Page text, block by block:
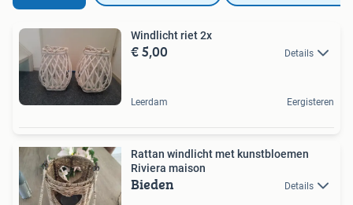
Windlicht riet 2x
€ 5,00 Details
Leerdam Eergisteren
Rattan windlicht met kunstbloemen
Riviera maison
Bieden Details